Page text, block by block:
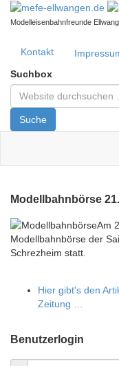
Modelleisenbahnfreunde
Kontakt
Suchbox
Suche
Modellbahnbörse
Am
Modellbahnbörse der
Schrezheim statt.
Hier gibt's den
Zeitung …
Benutzerlogin